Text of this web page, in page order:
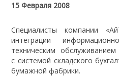
15 Февраля 2008
Специалисты компании
интеграции
техническим
с системой складского
бумажной фабрики.